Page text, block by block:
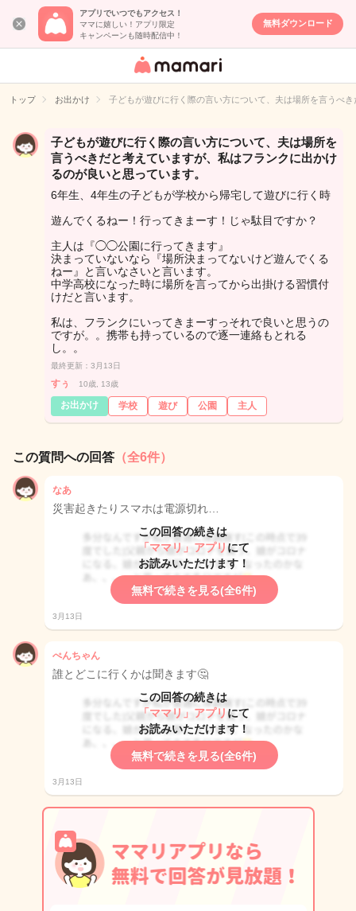
アプリでいつでもアクセス！
ママに嬉しい！アプリ限定
キャンペーンも随時配信中！
無料ダウンロード
女性専用匿名QA
イト
トップ お出かけ 子どもが遊びに行く際の言い方について、夫は場所を言うべ
子どもが遊びに行く際の言い方について、夫は場所を
言うべきだと考えていますが、私はフランクに出かけ
るのが良いと思っています。
6年生、4年生の子どもが学校から帰宅して遊びに行く時
遊んでくるねー！行ってきまーす！じゃ駄目ですか？
主人は『◯◯公園に行ってきます』
決まっていないなら『場所決まってないけど遊んでくる
ねー』と言いなさいと言います。
中学高校になった時に場所を言ってから出掛ける習慣付
けだと言います。
私は、フランクにいってきまーすっそれで良いと思うの
ですが。。携帯も持っているので逐一連絡もとれる
し。。
最終更新：3月13日
すぅ 10歳, 13歳
お出かけ 学校 遊び 公園 主人
この質問への回答 （全6件）
なあ
災害起きたりスマホは電源切れ…
この回答の続きは
「ママリ」アプリ にて
お読みいただけます！
無料で続きを見る(全6件)
3月13日
ぺんちゃん
誰とどこに行くかは聞きます🤔
この回答の続きは
「ママリ」アプリ にて
お読みいただけます！
無料で続きを見る(全6件)
3月13日